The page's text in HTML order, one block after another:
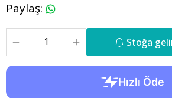
Paylaş:
Stoğa